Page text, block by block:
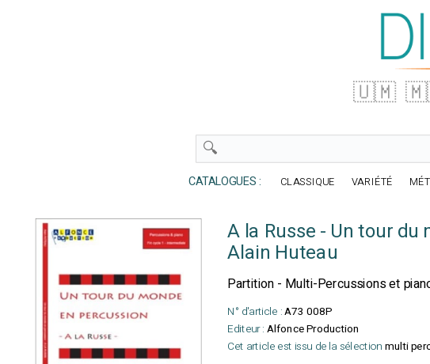
🇺🇲
CATALOGUES : CLASSIQUE VARIÉTÉ
A la Russe - Un tour du
Alain Huteau
Partition - Multi-Percussions et
N° d'article :A73 008P
Editeur : Alfonce Production
Cet article est issu de la sélection multi